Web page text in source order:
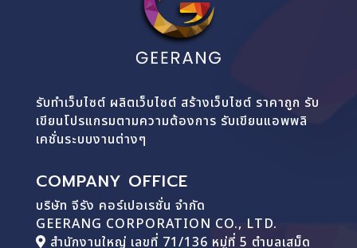
รับทำเว็บไซต์ ผลิตเว็บไซต์ สร้างเว็บไซต์ ราคาถูก รับ
เขียนโปรแกรมตามความต้องการ รับเขียนแอพพลิ
เคชั่นระบบงานต่างๆ
COMPANY OFFICE
บริษัท จีรัง คอร์เปอเรชั่น จำกัด
GEERANG CORPORATION CO., LTD.
สำนักงานใหญ่ เลขที่ 71/136 หมู่ที่ 5 ตำบลเสม็ด